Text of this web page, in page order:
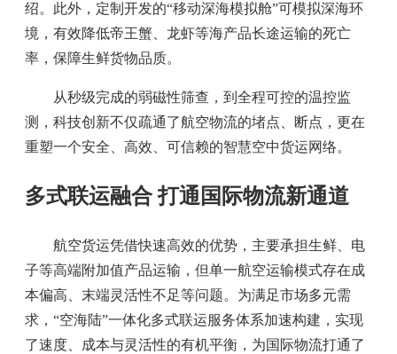
绍。此外，定制开发的“移动深海模拟舱”可模拟深海环
境，有效降低帝王蟹、龙虾等海产品长途运输的死亡
率，保障生鲜货物品质。
从秒级完成的弱磁性筛查，到全程可控的温控监
测，科技创新不仅疏通了航空物流的堵点、断点，更在
重塑一个安全、高效、可信赖的智慧空中货运网络。
多式联运融合 打通国际物流新通道
航空货运凭借快速高效的优势，主要承担生鲜、电
子等高端附加值产品运输，但单一航空运输模式存在成
本偏高、末端灵活性不足等问题。为满足市场多元需
求，“空海陆”一体化多式联运服务体系加速构建，实现
了速度、成本与灵活性的有机平衡，为国际物流打通了